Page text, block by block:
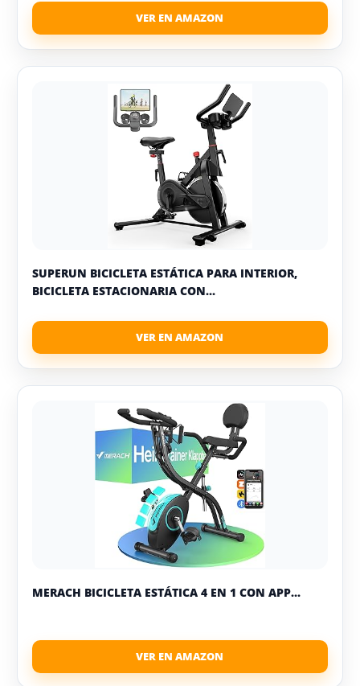
SUPERUN BICICLETA ESTÁTICA PARA INTERIOR,
BICICLETA ESTACIONARIA CON...
MERACH BICICLETA ESTÁTICA 4 EN 1 CON APP...